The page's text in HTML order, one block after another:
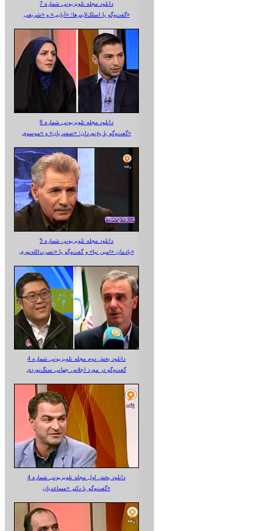
دانلود مجله تلویزیونی شماره 7
گفت‌وگو با اسلک‌لاینرها؛ «آبایی» و «شریفی»
دانلود مجله تلویزیونی شماره 6
گفت‌وگو با یخ‌نوردان؛ «صفدریان» و «موسوی»
دانلود مجله تلویزیونی شماره 5
یادمان «امین نیا» و گفت‌وگو با «نصرت‌الله‌نوری»
دانلود بخش دوم مجله تلویزیونی شماره 4
گفت‌وگو در مورد اجلاس جهانی سنگ‌نوردی
دانلود بخش اول مجله تلویزیونی شماره 4
گفت‌وگو با دکتر «مساعدیان»